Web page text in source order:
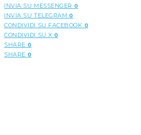
INVIA SU MESSENGER 0
INVIA SU TELEGRAM 0
CONDIVIDI SU FACEBOOK 0
CONDIVIDI SU X 0
SHARE 0
SHARE 0